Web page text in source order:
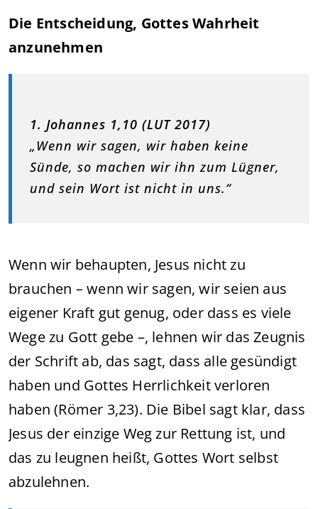
Die Entscheidung, Gottes Wahrheit
anzunehmen
1. Johannes 1,10 (LUT 2017)
„Wenn wir sagen, wir haben keine
Sünde, so machen wir ihn zum Lügner,
und sein Wort ist nicht in uns.“
Wenn wir behaupten, Jesus nicht zu
brauchen – wenn wir sagen, wir seien aus
eigener Kraft gut genug, oder dass es viele
Wege zu Gott gebe –, lehnen wir das Zeugnis
der Schrift ab, das sagt, dass alle gesündigt
haben und Gottes Herrlichkeit verloren
haben (Römer 3,23). Die Bibel sagt klar, dass
Jesus der einzige Weg zur Rettung ist, und
das zu leugnen heißt, Gottes Wort selbst
abzulehnen.